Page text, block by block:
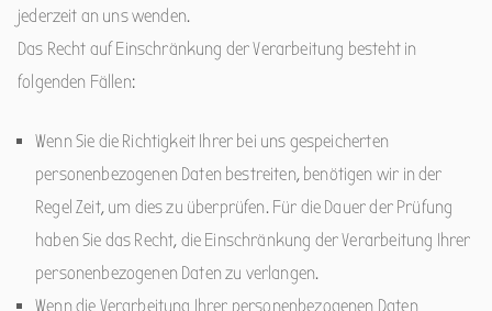
jederzeit an uns wenden.
Das Recht auf Einschränkung der Verarbeitung besteht in
folgenden Fällen:
Wenn Sie die Richtigkeit Ihrer bei uns gespeicherten
personenbezogenen Daten bestreiten, benötigen wir in der
Regel Zeit, um dies zu überprüfen. Für die Dauer der Prüfung
haben Sie das Recht, die Einschränkung der Verarbeitung Ihrer
personenbezogenen Daten zu verlangen.
Wenn die Verarbeitung Ihrer personenbezogenen Daten